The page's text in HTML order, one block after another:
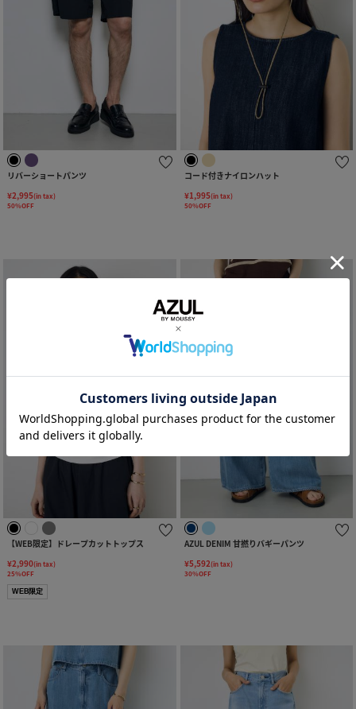
リバーショートパンツ
¥2,995(in tax)
50%OFF
コード付きナイロンハット
¥1,995(in tax)
50%OFF
【WEB限定】ドレープカットトップス
¥2,990(in tax)
25%OFF
WEB限定
AZUL DENIM 甘撚りバギーパンツ
¥5,592(in tax)
30%OFF